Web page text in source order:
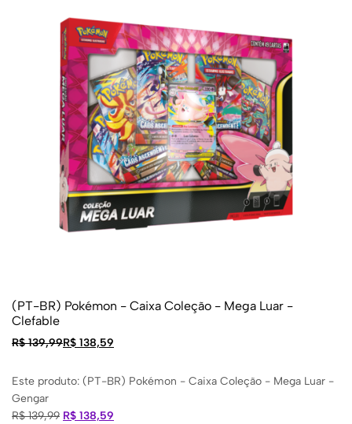
(PT-BR) Pokémon - Caixa Coleção - Mega Luar -
Clefable
R$139,99R$ 138,59
Este produto: (PT-BR) Pokémon - Caixa Coleção - Mega Luar -
Gengar
R$139,99 R$ 138,59